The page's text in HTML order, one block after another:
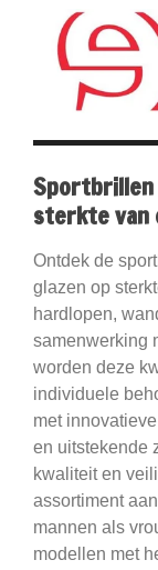
Sportbrillen
sterkte van
Ontdek de
glazen op
hardlopen,
samenwerking
worden deze
individuele
met
en uitstekende
kwaliteit en
assortiment
mannen als
modellen met